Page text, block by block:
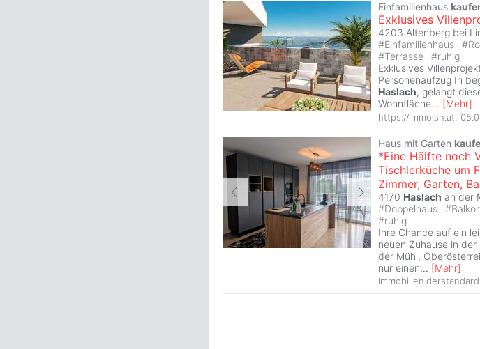
Einfamilienhaus
Exklusives
4203 Altenberg bei
#Einfamilienhaus #
#Terrasse #ruhig
Exklusives
Personenaufzug In
Haslach, gelangt
Wohnfläche... [Mehr]
https://immo.sn.at
Haus mit Garten
*Eine Hälfte noch
Tischlerküche um
Zimmer, Garten,
4170 Haslach an der
#Doppelhaus #Balkon
#ruhig
Ihre Chance auf ein
neuen Zuhause in
der Mühl,
nur einen... [Mehr]